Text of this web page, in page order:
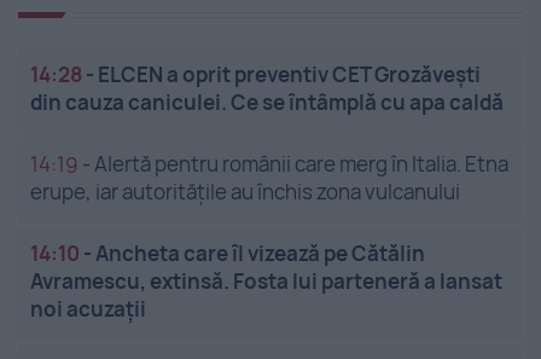
14:28 - ELCEN a oprit preventiv CET Grozăveşti
din cauza caniculei. Ce se întâmplă cu apa caldă
14:19 -Alertă pentru românii care merg în Italia. Etna
erupe, iar autoritățile au închis zona vulcanului
14:10 -Ancheta care îl vizează pe Cătălin
Avramescu, extinsă. Fosta lui parteneră a lansat
noi acuzații